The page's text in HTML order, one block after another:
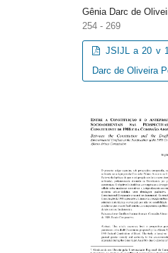
Gênia Darc de
254 - 269
JSIJL a 20 v
Darc de Oliveira